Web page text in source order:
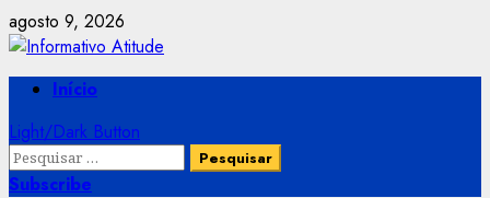
Skip
to
content
agosto 9, 2026
PrimaryInício
Light/Dark Button
Pesquisar
por:
Subscribe